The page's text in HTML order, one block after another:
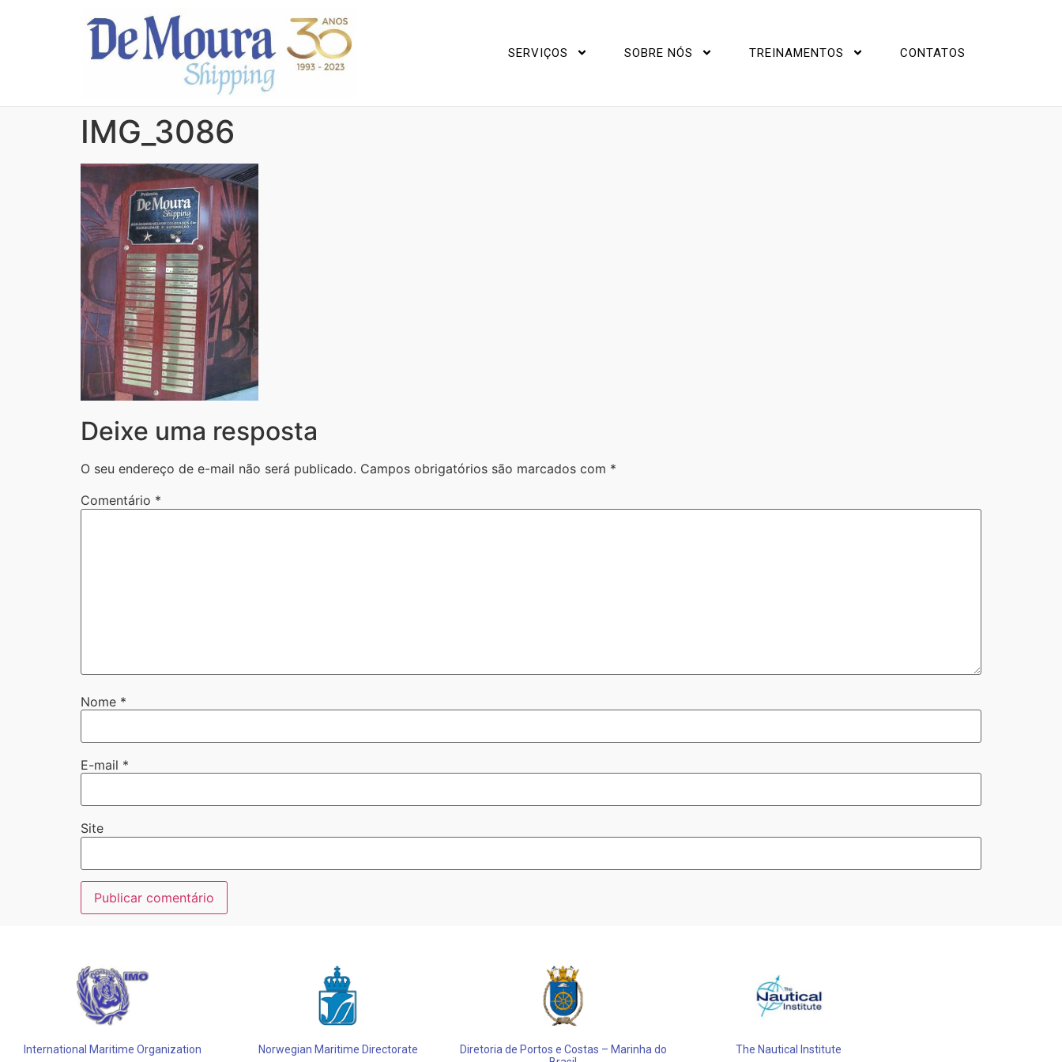
SERVIÇOS SOBRE NÓS TREINAMENTOS CONTATOS
IMG_3086
Deixe uma resposta
O seu endereço de e-mail não será publicado. Campos obrigatórios são marcados com *
Comentário *
Nome *
E-mail *
Site
International Maritime Organization Norwegian Maritime Directorate
Diretoria de Portos e Costas – Marinha do
The Nautical Institute